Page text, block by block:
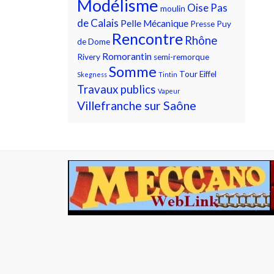
Modélisme moulin Oise Pas
de Calais Pelle Mécanique Presse Puy
de Dome Rencontre Rhône
Rivery Romorantin semi-remorque
Skegness Somme Tintin Tour Eiffel
Travaux publics Vapeur
Villefranche sur Saône